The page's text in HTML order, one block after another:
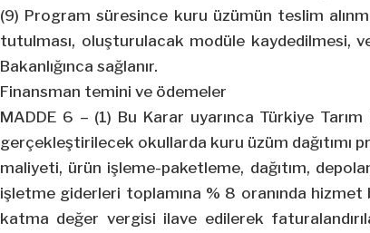
(9) Program süresince kuru üzümün teslim
tutulması, oluşturulacak modüle kaydedilmesi,
Bakanlığınca sağlanır.
Finansman temini ve ödemeler
MADDE 6 – (1) Bu Karar uyarınca Türkiye
gerçekleştirilecek okullarda kuru üzüm dağıtımı
maliyeti, ürün işleme-paketleme, dağıtım,
işletme giderleri toplamına % 8 oranında
katma değer vergisi ilave edilerek